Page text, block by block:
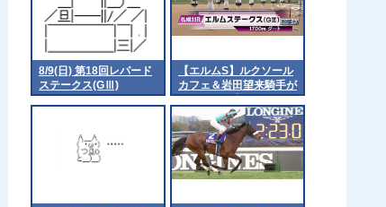
8/9(日) 第18回レパード
ステークス(GⅢ)
【エルムS】ルクソール
カフェ＆岩田望来騎手が
ｷﾀ━━━━(ﾟ
∀ﾟ)━━━━!!